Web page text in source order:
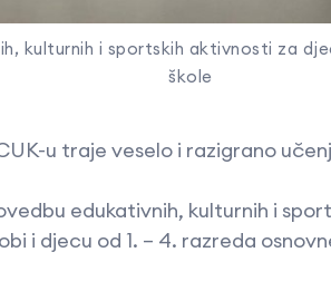
kulturnih i sportskih aktivnosti za
škole
u traje veselo i razigrano
edukativnih, kulturnih i
i djecu od 1. – 4. razreda